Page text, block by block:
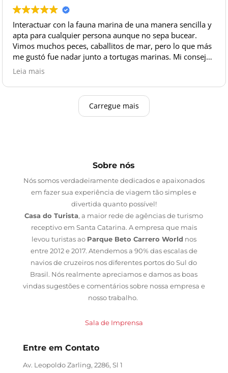
Interactuar con la fauna marina de una manera sencilla y
apta para cualquier persona aunque no sepa bucear.
Vimos muchos peces, caballitos de mar, pero lo que más
me gustó fue nadar junto a tortugas marinas. Mi consejo
es llevar algún dispositivo para fotografiar bajo el agua.
Leia mais
Carregue mais
Sobre nós
Nós somos verdadeiramente dedicados e apaixonados
em fazer sua experiência de viagem tão simples e
divertida quanto possível!
Casa do Turista, a maior rede de agências de turismo
receptivo em Santa Catarina. A empresa que mais
levou turistas ao Parque Beto Carrero World nos
entre 2012 e 2017. Atendemos a 90% das escalas de
navios de cruzeiros nos diferentes portos do Sul do
Brasil. Nós realmente apreciamos e damos as boas
vindas sugestões e comentários sobre nossa empresa e
nosso trabalho.
Sala de Imprensa
Entre em Contato
Av. Leopoldo Zarling, 2286, Sl 1